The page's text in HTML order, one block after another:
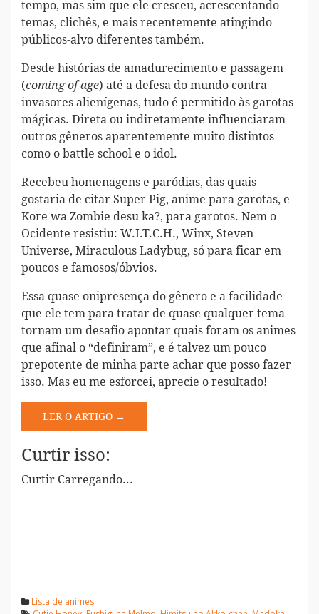
tempo, mas sim que ele cresceu, acrescentando
temas, clichês, e mais recentemente atingindo
públicos-alvo diferentes também.
Desde histórias de amadurecimento e passagem
(coming of age) até a defesa do mundo contra
invasores alienígenas, tudo é permitido às garotas
mágicas. Direta ou indiretamente influenciaram
outros gêneros aparentemente muito distintos
como o battle school e o idol.
Recebeu homenagens e paródias, das quais
gostaria de citar Super Pig, anime para garotas, e
Kore wa Zombie desu ka?, para garotos. Nem o
Ocidente resistiu: W.I.T.C.H., Winx, Steven
Universe, Miraculous Ladybug, só para ficar em
poucos e famosos/óbvios.
Essa quase onipresença do gênero e a facilidade
que ele tem para tratar de quase qualquer tema
tornam um desafio apontar quais foram os animes
que afinal o “definiram”, e é talvez um pouco
prepotente de minha parte achar que posso fazer
isso. Mas eu me esforcei, aprecie o resultado!
LER O ARTIGO →
Curtir isso:
Curtir Carregando...
Lista de animes